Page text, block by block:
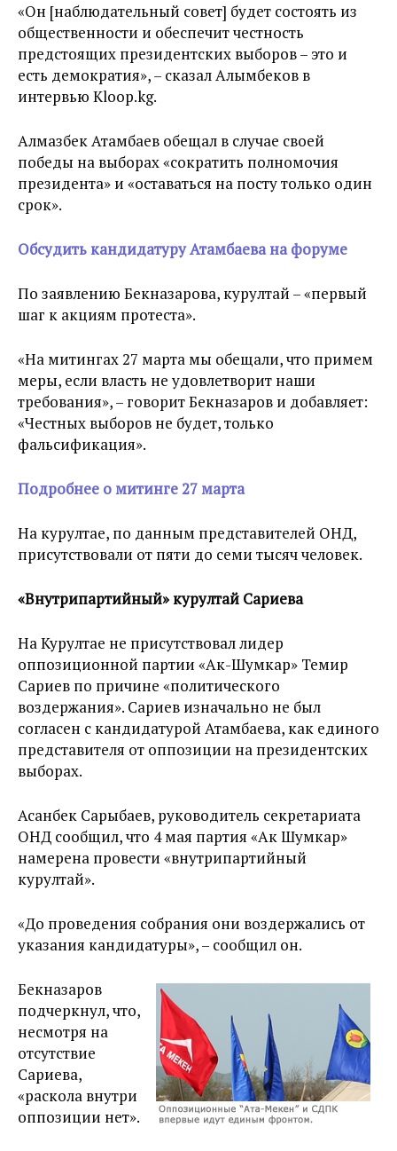
«Он [наблюдательный совет] будет состоять из
общественности и обеспечит честность
предстоящих президентских выборов – это и
есть демократия», – сказал Алымбеков в
интервью Kloop.kg.
Алмазбек Атамбаев обещал в случае своей
победы на выборах «сократить полномочия
президента» и «оставаться на посту только один
срок».
Обсудить кандидатуру Атамбаева на форуме
По заявлению Бекназарова, курултай – «первый
шаг к акциям протеста».
«На митингах 27 марта мы обещали, что примем
меры, если власть не удовлетворит наши
требования», – говорит Бекназаров и добавляет:
«Честных выборов не будет, только
фальсификация».
Подробнее о митинге 27 марта
На курултае, по данным представителей ОНД,
присутствовали от пяти до семи тысяч человек.
«Внутрипартийный» курултай Сариева
На Курултае не присутствовал лидер
оппозиционной партии «Ак-Шумкар» Темир
Сариев по причине «политического
воздержания». Сариев изначально не был
согласен с кандидатурой Атамбаева, как единого
представителя от оппозиции на президентских
выборах.
Асанбек Сарыбаев, руководитель секретариата
ОНД сообщил, что 4 мая партия «Ак Шумкар»
намерена провести «внутрипартийный
курултай».
«До проведения собрания они воздержались от
указания кандидатуры», – сообщил он.
Бекназаров
подчеркнул, что,
несмотря на
отсутствие
Сариева,
«раскола внутри
оппозиции нет».